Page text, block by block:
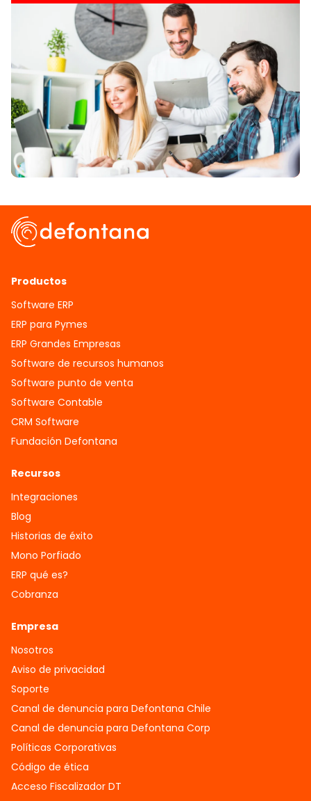
Productos
Software ERP
ERP para Pymes
ERP Grandes Empresas
Software de recursos humanos
Software punto de venta
Software Contable
CRM Software
Fundación Defontana
Recursos
Integraciones
Blog
Historias de éxito
Mono Porfiado
ERP qué es?
Cobranza
Empresa
Nosotros
Aviso de privacidad
Soporte
Canal de denuncia para Defontana Chile
Canal de denuncia para Defontana Corp
Políticas Corporativas
Código de ética
Acceso Fiscalizador DT